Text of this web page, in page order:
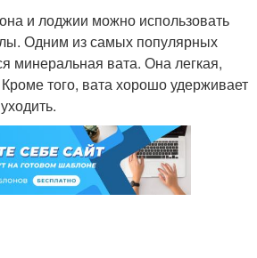
и лоджии можно использовать
Одним из самых популярных
минеральная вата. Она легкая,
Кроме того, вата хорошо удерживает